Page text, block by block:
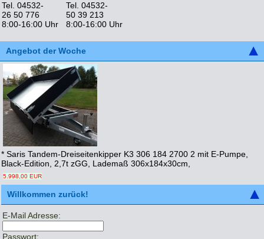
Tel. 04532-
26 50 776
8:00-16:00 Uhr
Tel. 04532-
50 39 213
8:00-16:00 Uhr
Angebot der Woche
* Saris Tandem-Dreiseitenkipper K3 306 184 2700 2 mit E-Pumpe,
Black-Edition, 2,7t zGG, Lademaß 306x184x30cm,
5.998,00 EUR
Willkommen zurück!
E-Mail Adresse:
Passwort: